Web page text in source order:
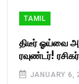
TAMIL
திடீர் ஓய்வை
ரவுண்டர்!
JANUARY 6,